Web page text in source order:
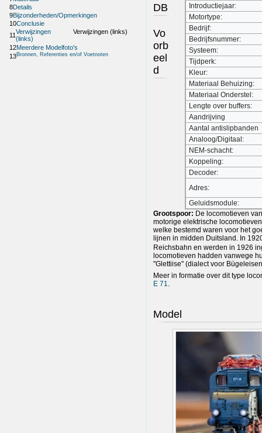
8Details
9Bijzonderheden/Opmerkingen
10Conclusie
11Verwijzingen
(links)
Verwijzingen (links)
12Meerdere Modelfoto's
13Bronnen, Referenties en/of Voetnoten
Introductiejaar:
Motortype:
Bedrijf:
Bedrijfsnummer:
Systeem:
Tijdperk:
Kleur:
Materiaal Behuizing:
Materiaal Onderstel:
Lengte over buffers:
Aandrijving
Aantal antislipbanden
Analoog/Digitaal:
NEM-schacht:
Koppeling:
Decoder:
Adres:
Geluidsmodule:
DB
Vo
orb
eel
d
Grootspoor: De locomotieven
motorige elektrische
welke bestemd waren voor het
lijnen in midden Duitsland. In
Reichsbahn en werden in 1926
locomotieven hadden vanwege
"Glettiise" (dialect voor
Meer in formatie over dit type
E 71.
Model